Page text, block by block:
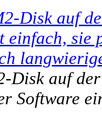
Disk auf
Software